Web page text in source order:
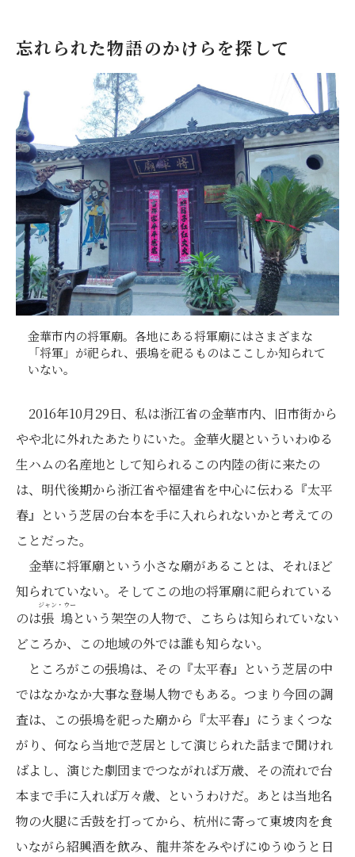
忘れられた物語のかけらを探して
金華市内の将軍廟。各地にある将軍廟にはさまざまな
「将軍」が祀られ、張塢を祀るものはここしか知られて
いない。
2016年10月29日、私は浙江省の金華市内、旧市街から
やや北に外れたあたりにいた。金華火腿といういわゆる
生ハムの名産地として知られるこの内陸の街に来たの
は、明代後期から浙江省や福建省を中心に伝わる『太平
春』という芝居の台本を手に入れられないかと考えての
ことだった。
金華に将軍廟という小さな廟があることは、それほど
知られていない。そしてこの地の将軍廟に祀られている
のは張塢
ジャン・ウー
という架空の人物で、こちらは知られていない
どころか、この地域の外では誰も知らない。
ところがこの張塢は、その『太平春』という芝居の中
ではなかなか大事な登場人物でもある。つまり今回の調
査は、この張塢を祀った廟から『太平春』にうまくつな
がり、何なら当地で芝居として演じられた話まで聞けれ
ばよし、演じた劇団までつながれば万歳、その流れで台
本まで手に入れば万々歳、というわけだ。あとは当地名
物の火腿に舌鼓を打ってから、杭州に寄って東坡肉を食
いながら紹興酒を飲み、龍井茶をみやげにゆうゆうと日